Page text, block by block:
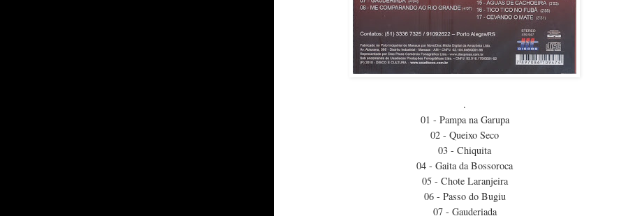
.
01 - Pampa na Garupa
02 - Queixo Seco
03 - Chiquita
04 - Gaita da Bossoroca
05 - Chote Laranjeira
06 - Passo do Bugiu
07 - Gauderiada